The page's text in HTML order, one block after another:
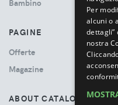
Bambino
PAGINE
Offerte
Magazine
ABOUT CATALOVE
Per
alcuni o
dettagli”
nostra